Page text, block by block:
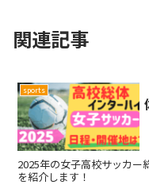
関連記事
sports
2025年の女子高校サッカ
を紹介します！